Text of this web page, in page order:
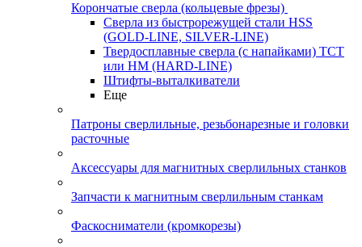
Корончатые сверла (кольцевые фрезы)
Сверла из быстрорежущей стали HSS
(GOLD-LINE, SILVER-LINE)
Твердосплавные сверла (с напайками) ТСТ
или HM (HARD-LINE)
Штифты-выталкиватели
Еще
Патроны сверлильные, резьбонарезные и головки
расточные
Аксессуары для магнитных сверлильных станков
Запчасти к магнитным сверлильным станкам
Фаскосниматели (кромкорезы)